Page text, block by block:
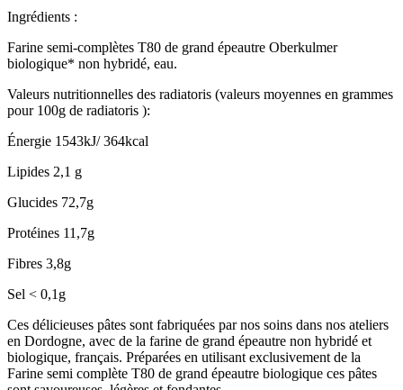
Ingrédients :
Farine semi-complètes T80 de grand épeautre Oberkulmer
biologique* non hybridé, eau.
Valeurs nutritionnelles des radiatoris (valeurs moyennes en grammes
pour 100g de radiatoris ):
Énergie 1543kJ/ 364kcal
Lipides 2,1 g
Glucides 72,7g
Protéines 11,7g
Fibres 3,8g
Sel < 0,1g
Ces délicieuses pâtes sont fabriquées par nos soins dans nos ateliers
en Dordogne, avec de la farine de grand épeautre non hybridé et
biologique, français. Préparées en utilisant exclusivement de la
Farine semi complète T80 de grand épeautre biologique ces pâtes